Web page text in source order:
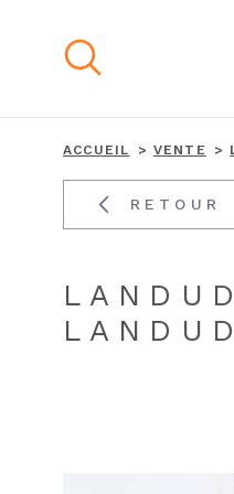
contenu
ACCUEIL VENTE
RETOUR